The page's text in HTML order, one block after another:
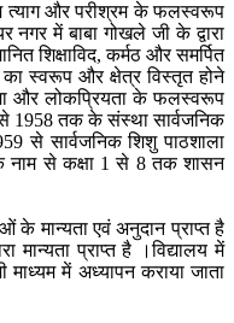
त्याग और परीश्रम के फलस्वरूप
में बाबा गोखले जी के द्वारा
शिक्षाविद, कर्मठ और समर्पित
स्वरूप और क्षेत्र विस्तृत होने
और लोकप्रियता के फलस्वरूप
से 1958 तक के संस्था सार्वजनिक
से सार्वजनिक शिशु पाठशाला
के नाम से कक्षा 1 से 8 तक शासन
के मान्यता एवं अनुदान प्राप्त है
मान्यता प्राप्त है ।विद्यालय में
माध्यम में अध्यापन कराया जाता